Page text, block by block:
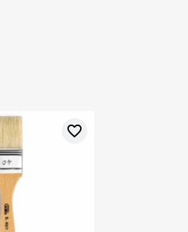
favorite_border